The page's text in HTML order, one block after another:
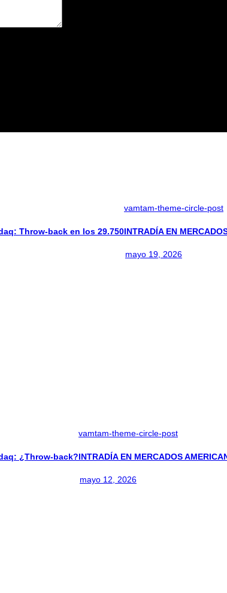
para la próxima vez que comente.
Throw-back en los 29.750
vamtam-theme-circle-post
INTRADÍA EN
mayo 19, 2026
¿Throw-back?
vamtam-theme-circle-post
INTRADÍA EN MERCADOS
mayo 12, 2026